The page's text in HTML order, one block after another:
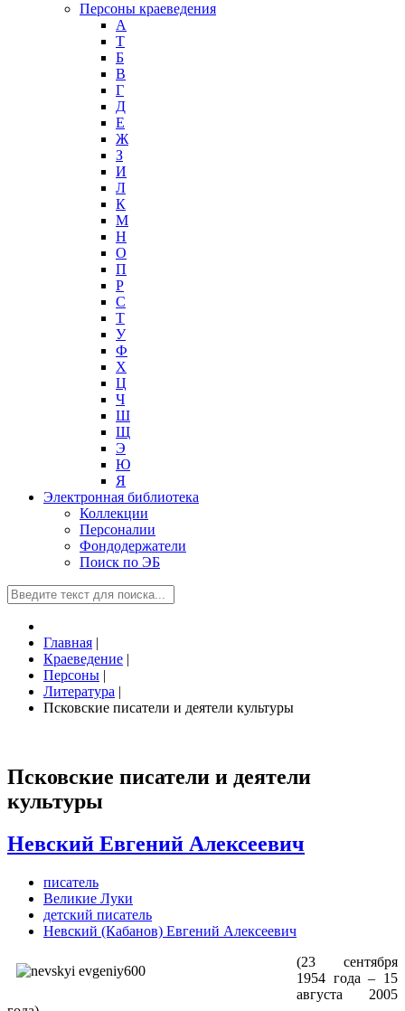
Персоны краеведения
А
T
Б
В
Г
Д
Е
Ж
З
И
Л
К
М
Н
О
П
Р
С
Т
У
Ф
Х
Ц
Ч
Ш
Щ
Э
Ю
Я
Электронная библиотека
Коллекции
Персоналии
Фондодержатели
Поиск по ЭБ
Главная |
Краеведение |
Персоны |
Литература |
Псковские писатели и деятели культуры
Псковские писатели и деятели
культуры
Невский Евгений Алексеевич
писатель
Великие Луки
детский писатель
Невский (Кабанов) Евгений Алексеевич
(23 сентября
1954 года – 15
августа 2005